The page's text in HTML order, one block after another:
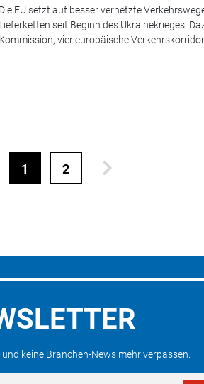
Die EU setzt auf besser vernetzte
Lieferketten seit Beginn des Ukrainekrieges.
Kommission, vier europäische
1 2
keine Branchen-News mehr verpassen.